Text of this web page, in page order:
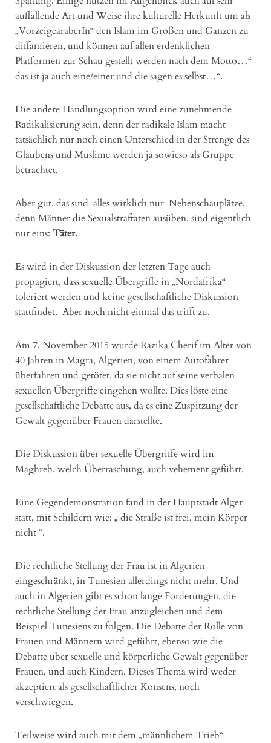
auffallende Art und Weise ihre kulturelle Herkunft um als
„VorzeigearaberIn“ den Islam im Großen und Ganzen zu
diffamieren, und können auf allen erdenklichen
Platformen zur Schau gestellt werden nach dem Motto…“
das ist ja auch eine/einer und die sagen es selbst…“.
Die andere Handlungsoption wird eine zunehmende
Radikalisierung sein, denn der radikale Islam macht
tatsächlich nur noch einen Unterschied in der Strenge des
Glaubens und Muslime werden ja sowieso als Gruppe
betrachtet.
Aber gut, das sind alles wirklich nur Nebenschauplätze,
denn Männer die Sexualstraftaten ausüben, sind eigentlich
nur eins: Täter.
Es wird in der Diskussion der letzten Tage auch
propagiert, dass sexuelle Übergriffe in „Nordafrika“
toleriert werden und keine gesellschaftliche Diskussion
stattfindet. Aber noch nicht einmal das trifft zu.
Am 7. November 2015 wurde Razika Cherif im Alter von
40 Jahren in Magra, Algerien, von einem Autofahrer
überfahren und getötet, da sie nicht auf seine verbalen
sexuellen Übergriffe eingehen wollte. Dies löste eine
gesellschaftliche Debatte aus, da es eine Zuspitzung der
Gewalt gegenüber Frauen darstellte.
Die Diskussion über sexuelle Übergriffe wird im
Maghreb, welch Überraschung, auch vehement geführt.
Eine Gegendemonstration fand in der Hauptstadt Alger
statt, mit Schildern wie: „ die Straße ist frei, mein Körper
nicht “.
Die rechtliche Stellung der Frau ist in Algerien
eingeschränkt, in Tunesien allerdings nicht mehr. Und
auch in Algerien gibt es schon lange Forderungen, die
rechtliche Stellung der Frau anzugleichen und dem
Beispiel Tunesiens zu folgen. Die Debatte der Rolle von
Frauen und Männern wird geführt, ebenso wie die
Debatte über sexuelle und körperliche Gewalt gegenüber
Frauen, und auch Kindern. Dieses Thema wird weder
akzeptiert als gesellschaftlicher Konsens, noch
verschwiegen.
Teilweise wird auch mit dem „männlichem Trieb“